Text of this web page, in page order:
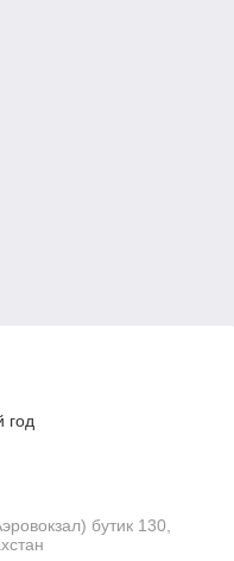
год
бутик 130,